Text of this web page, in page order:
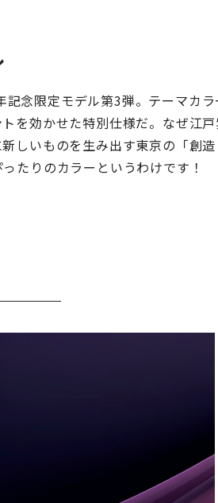
念限定モデル第3弾。テーマカ
を効かせた特別仕様だ。なぜ江
しいものを生み出す東京の「創造
たりのカラーというわけです！